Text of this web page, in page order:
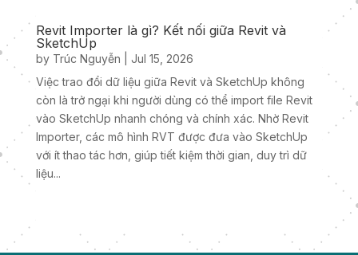
Revit Importer là gì? Kết nối giữa Revit và
SketchUp
by Trúc Nguyễn
Jul 15, 2026
Việc trao đổi dữ liệu giữa Revit và SketchUp không
còn là trở ngại khi người dùng có thể import file Revit
vào SketchUp nhanh chóng và chính xác. Nhờ Revit
Importer, các mô hình RVT được đưa vào SketchUp
với ít thao tác hơn, giúp tiết kiệm thời gian, duy trì dữ
liệu...